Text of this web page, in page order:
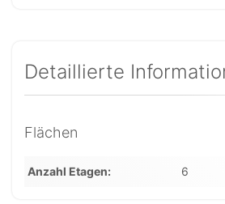
Detaillierte
Flächen
Anzahl Etagen 6